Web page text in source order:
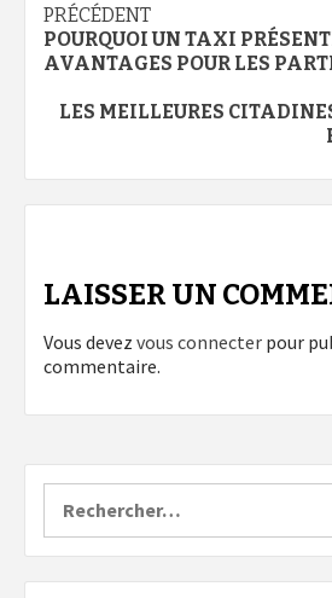
Navigation
d’article
PRÉCÉDENT
POURQUOI UN TAXI
AVANTAGES POUR LES
LES MEILLEURES
LAISSER UN
Vous devez vous connecter pour
commentaire.